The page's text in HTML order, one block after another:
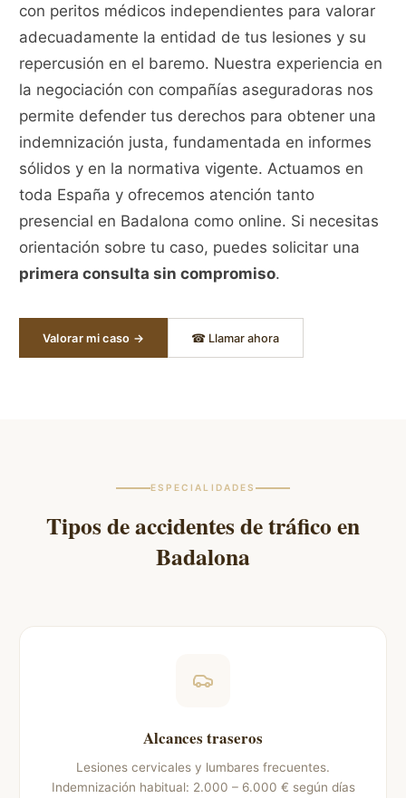
con peritos médicos independientes para valorar
adecuadamente la entidad de tus lesiones y su
repercusión en el baremo. Nuestra experiencia en
la negociación con compañías aseguradoras nos
permite defender tus derechos para obtener una
indemnización justa, fundamentada en informes
sólidos y en la normativa vigente. Actuamos en
toda España y ofrecemos atención tanto
presencial en Badalona como online. Si necesitas
orientación sobre tu caso, puedes solicitar una
primera consulta sin compromiso.
Valorar mi caso → ☎ Llamar ahora
ESPECIALIDADES
Tipos de accidentes de tráfico en
Badalona
Alcances traseros
Lesiones cervicales y lumbares frecuentes.
Indemnización habitual: 2.000 – 6.000 € según días